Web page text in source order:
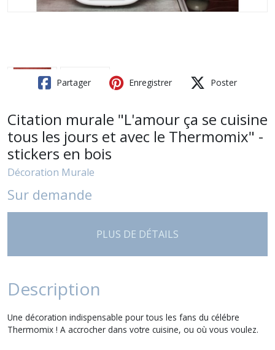
Partager Enregistrer Poster
Citation murale "L'amour ça se cuisine
tous les jours et avec le Thermomix" -
stickers en bois
Décoration Murale
Sur demande
PLUS DE DÉTAILS
Description
Une décoration indispensable pour tous les fans du célébre
Thermomix ! A accrocher dans votre cuisine, ou où vous voulez.